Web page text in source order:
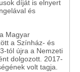
díját is elnyert
és
Magyar
a Színház- és
tól újra a Nemzeti
dolgozott. 2017-
volt tagja.